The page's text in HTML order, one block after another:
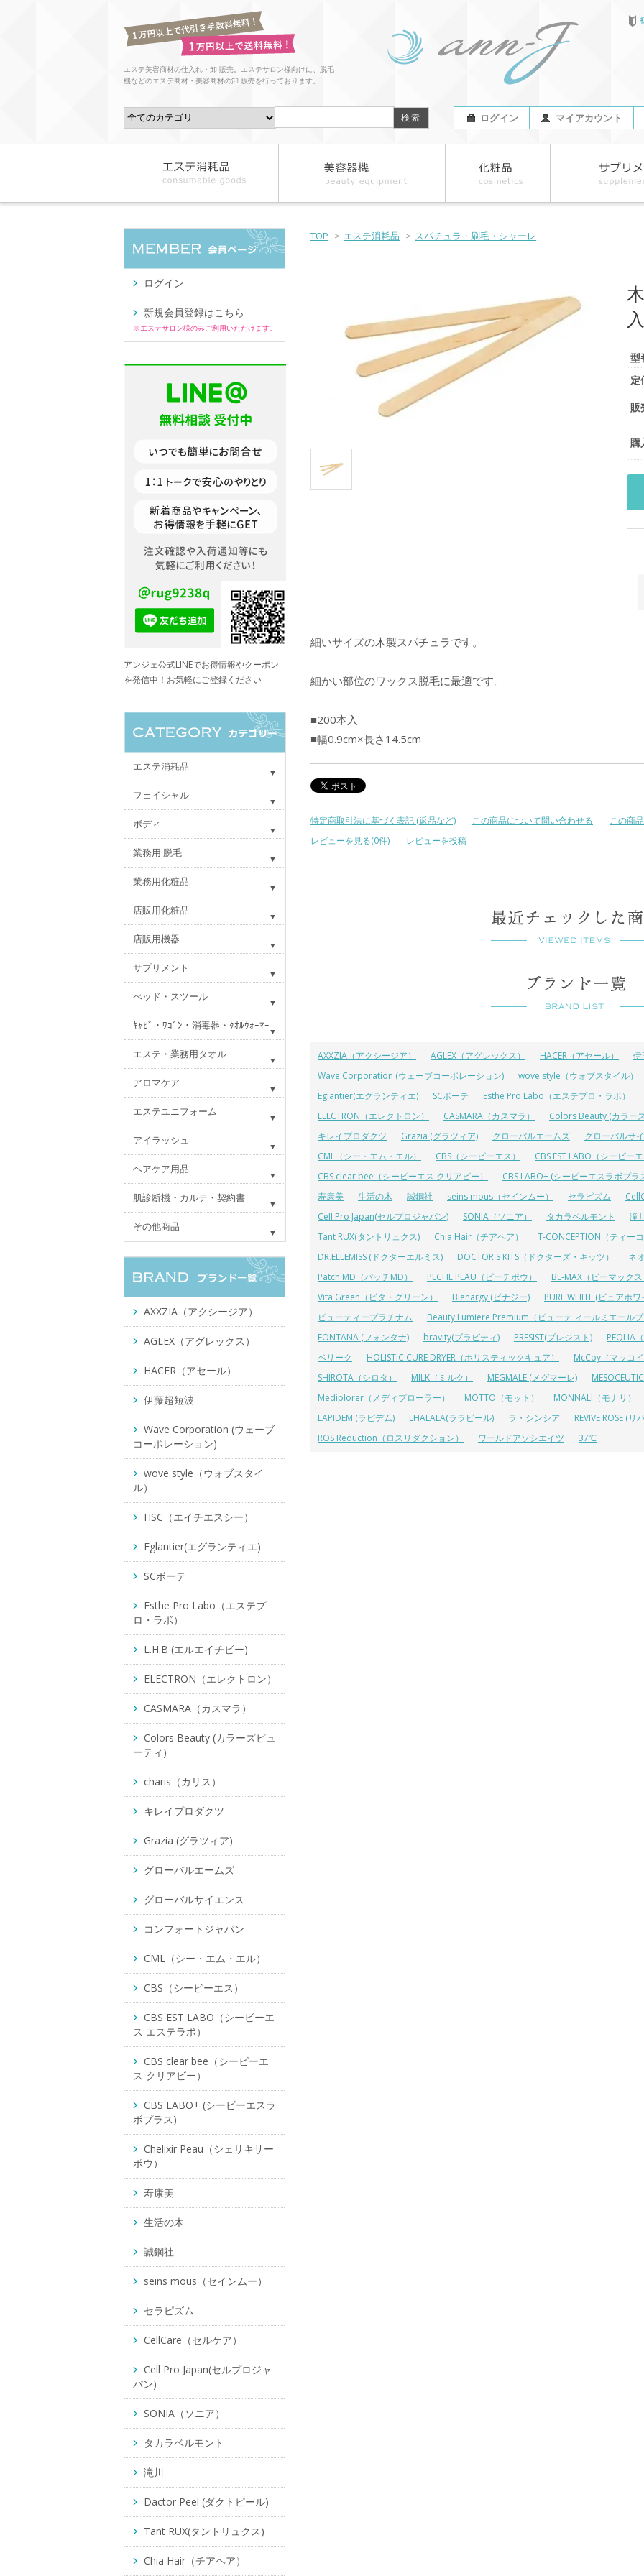
エステ美容商材の仕入れ・卸 販売。エステサロン様向けに、脱毛
機などのエステ商材・美容商材の卸 販売を行っております。
ログイン マイアカウント
TOP > エステ消耗品 > スパチュラ・刷毛・シャーレ
入
型
定
販
購
細いサイズの木製スパチュラです。
細かい部位のワックス脱毛に最適です。
■200本入
■幅0.9cm×長さ14.5cm
特定商取引法に基づく表記 (返品など) この商品について問い合わせる この商
レビューを見る(0件)
レビューを投稿
AXXZIA（アクシージア） AGLEX（アグレックス） HACER（アセール）
伊
Wave Corporation (ウェーブコーポレーション)
wove style（ウォブスタイル）
Eglantier(エグランティエ)
SCボーテ Esthe Pro Labo（エステプロ・ラボ）
ELECTRON（エレクトロン）
CASMARA（カスマラ） Colors Beauty (カラー
キレイプロダクツ
Grazia (グラツィア) グローバルエームズ グローバルサ
CML（シー・エム・エル）
CBS（シービーエス）
CBS EST LABO（シービー
CBS clear bee（シービーエス クリアビー）
CBS LABO+ (シービーエスラボプラ
寿康美
生活の木 誠鋼社 seins mous（セインムー） セラピズム
Cell Pro Japan(セルプロジャパン)
SONIA（ソニア） タカラベルモント 滝
Tant RUX(タントリュクス)
Chia Hair（チアヘア）
T-CONCEPTION（ティー
DR.ELLEMISS (ドクターエルミス)
DOCTOR'S KITS（ドクターズ・キッツ） ネ
Patch MD（パッチMD）
PECHE PEAU（ピーチポウ） BE-MAX（ビーマックス
Vita Green（ビタ・グリーン）
Bienargy (ビナジー) PURE WHITE (ピュアホワ
ビューティープラチナム
Beauty Lumiere Premium（ビューテ ィールミエールプ
FONTANA (フォンタナ)
bravity(ブラビティ) PRESIST(プレジスト) PEQLIA
ベリーク
HOLISTIC CURE DRYER（ホリスティックキュア） McCoy（マッコイ
SHIROTA（シロタ）
MILK（ミルク） MEGMALE (メグマーレ)
Mediplorer（メディプローラー）
MOTTO（モット） MONNALI（モナリ）
LAPIDEM (ラピデム)
LHALALA(ララピール) ラ・シンシア REVIVE ROSE (リ
ROS Reduction（ロスリダクション）
ワールドアソシエイツ 37℃
ログイン
新規会員登録はこちら
※エステサロン様のみご利用いただけます。
アンジェ公式LINEでお得情報やクーポン
を発信中！お気軽にご登録ください
エステ消耗品
フェイシャル
ボディ
業務用 脱毛
業務用化粧品
店販用化粧品
店販用機器
サプリメント
べッド・スツール
ｷｬﾋﾞ・ﾜｺﾞﾝ・消毒器・ﾀｵﾙｳｫｰﾏｰ
エステ・業務用タオル
アロマケア
エステユニフォーム
アイラッシュ
ヘアケア用品
肌診断機・カルテ・契約書
その他商品
AXXZIA（アクシージア）
AGLEX（アグレックス）
HACER（アセール）
伊藤超短波
Wave Corporation (ウェーブ
コーポレーション)
wove style（ウォブスタイ
ル）
HSC（エイチエスシー）
Eglantier(エグランティエ)
SCボーテ
Esthe Pro Labo（エステプ
ロ・ラボ）
L.H.B (エルエイチビー)
ELECTRON（エレクトロン）
CASMARA（カスマラ）
Colors Beauty (カラーズビュ
ーティ)
charis（カリス）
キレイプロダクツ
Grazia (グラツィア)
グローバルエームズ
グローバルサイエンス
コンフォートジャパン
CML（シー・エム・エル）
CBS（シービーエス）
CBS EST LABO（シービーエ
ス エステラボ）
CBS clear bee（シービーエ
ス クリアビー）
CBS LABO+ (シービーエスラ
ボプラス)
Chelixir Peau（シェリキサー
ポウ）
寿康美
生活の木
誠鋼社
seins mous（セインムー）
セラピズム
CellCare（セルケア）
Cell Pro Japan(セルプロジャ
パン)
SONIA（ソニア）
タカラベルモント
滝川
Dactor Peel (ダクトピール)
Tant RUX(タントリュクス)
Chia Hair（チアヘア）